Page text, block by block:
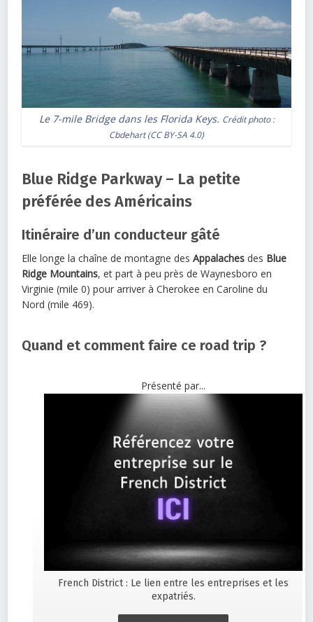
Le 7-mile Bridge dans les Florida Keys. Crédit photo :
Cbdehart(CC BY-SA 4.0)
Blue Ridge Parkway – La petite
préférée des Américains
Itinéraire d’un conducteur gâté
Elle longe la chaîne de montagne desAppalaches des Blue
Ridge Mountains, et part à peu près de Waynesboro en
Virginie (mile 0) pour arriver à Cherokee en Caroline du
Nord (mile 469).
Quand et comment faire ce road trip ?
Présenté par...
French District : Le lien entre les entreprises et les
expatriés.